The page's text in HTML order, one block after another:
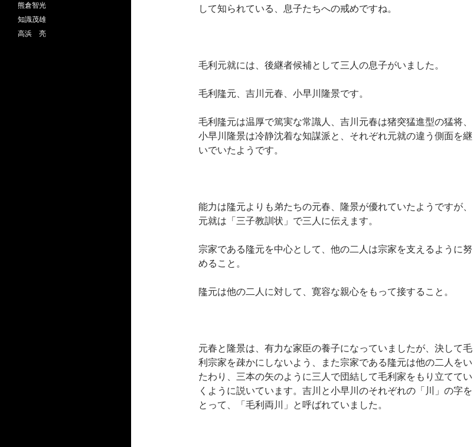
して知られている、息子たちへの戒めですね。
毛利元就には、後継者候補として三人の息子がいました。
毛利隆元、吉川元春、小早川隆景です。
毛利隆元は温厚で篤実な常識人、吉川元春は猪突猛進型の猛将、
小早川隆景は冷静沈着な知謀派と、それぞれ元就の違う側面を継
いでいたようです。
能力は隆元よりも弟たちの元春、隆景が優れていたようですが、
元就は「三子教訓状」で三人に伝えます。
宗家である隆元を中心として、他の二人は宗家を支えるように努
めること。
隆元は他の二人に対して、寛容な親心をもって接すること。
元春と隆景は、有力な家臣の養子になっていましたが、決して毛
利宗家を疎かにしないよう、また宗家である隆元は他の二人をい
たわり、三本の矢のように三人で団結して毛利家をもり立ててい
くように説いています。吉川と小早川のそれぞれの「川」の字を
とって、「毛利両川」と呼ばれていました。
熊倉智光
知識茂雄
高浜 亮